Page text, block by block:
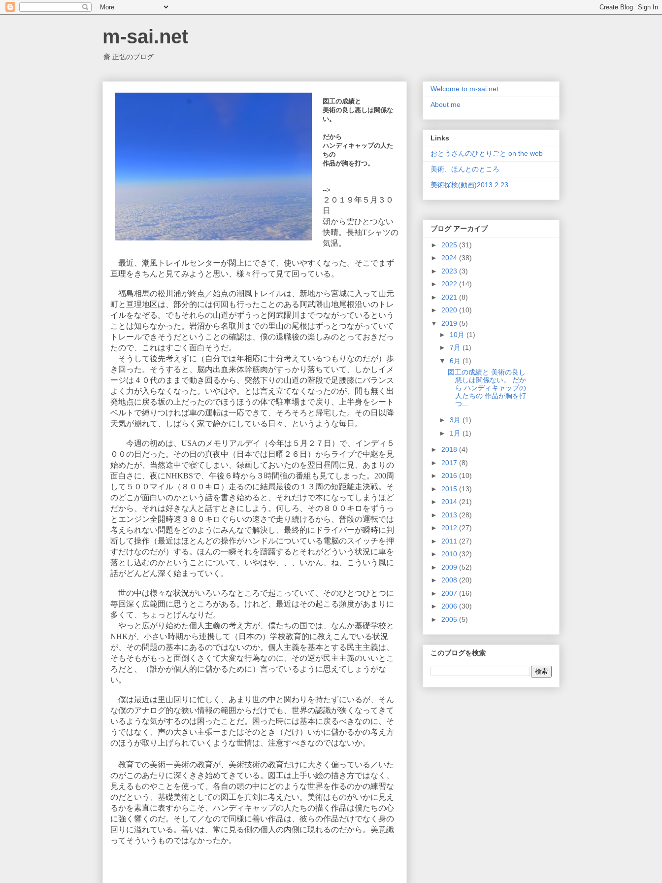
m-sai.net
齋 正弘のブログ
図工の成績と
美術の良し悪しは関係な
い。
だから
ハンディキャップの人た
ちの
作品が胸を打つ。
-->
２０１９年５月３０
日
朝から雲ひとつない
快晴。長袖Tシャツの
気温。
最近、潮風トレイルセンターが閖上にできて、使いやすくなった。そこでまず
亘理をきちんと見てみようと思い、様々行って見て回っている。
福島相馬の松川浦が終点／始点の潮風トレイルは、新地から宮城に入って山元
町と亘理地区は、部分的には何回も行ったことのある阿武隈山地尾根沿いのトレ
イルをなぞる。でもそれらの山道がずうっと阿武隈川までつながっているという
ことは知らなかった。岩沼から名取川までの里山の尾根はずっとつながっていて
トレールできそうだということの確認は、僕の退職後の楽しみのとっておきだっ
たので、これはすごく面白そうだ。
そうして後先考えずに（自分では年相応に十分考えているつもりなのだが）歩
き回った。そうすると、脳内出血来体幹筋肉がすっかり落ちていて、しかしイメ
ージは４０代のままで動き回るから、突然下りの山道の階段で足腰膝にバランス
よく力が入らなくなった。いやはや。とは言え立てなくなったのが、間も無く出
発地点に戻る坂の上だったのでほうほうの体で駐車場まで戻り、上半身をシート
ベルトで縛りつければ車の運転は一応できて、そろそろと帰宅した。その日以降
天気が崩れて、しばらく家で静かにしている日々、というような毎日。
今週の初めは、 USAのメモリアルデイ（今年は５月２７日）で、インディ５
００の日だった。その日の真夜中（日本では日曜２６日）からライブで中継を見
始めたが、当然途中で寝てしまい、録画しておいたのを翌日昼間に見、あまりの
面白さに、夜にNHKBSで、午後６時から３時間強の番組も見てしまった。 200周
して５００マイル（８００キロ）走るのに結局最後の１３周の短距離走決戦。そ
のどこが面白いのかという話を書き始めると、それだけで本になってしまうほど
だから、それは好きな人と話すときにしよう。何しろ、その８００キロをずうっ
とエンジン全開時速３８０キロぐらいの速さで走り続けるから、普段の運転では
考えられない問題をどのようにみんなで解決し、最終的にドライバーが瞬時に判
断して操作（最近はほとんどの操作がハンドルについている電脳のスイッチを押
すだけなのだが）する。ほんの一瞬それを躊躇するとそれがどういう状況に車を
落とし込むのかということについて、いやはや、、、いかん、ね、こういう風に
話がどんどん深く始まっていく。
世の中は様々な状況がいろいろなところで起こっていて、そのひとつひとつに
毎回深く広範囲に思うところがある。けれど、最近はその起こる頻度があまりに
多くて、ちょっとげんなりだ。
やっと広がり始めた個人主義の考え方が、僕たちの国では、なんか基礎学校と
NHKが、小さい時期から連携して（日本の）学校教育的に教えこんでいる状況
が、その問題の基本にあるのではないのか。個人主義を基本とする民主主義は、
そもそもがもっと面倒くさくて大変な行為なのに、その逆が民主主義のいいとこ
ろだと、（誰かが個人的に儲かるために）言っているように思えてしょうがな
い。
僕は最近は里山回りに忙しく、あまり世の中と関わりを持たずにいるが、そん
な僕のアナログ的な狭い情報の範囲からだけでも、世界の認識が狭くなってきて
いるような気がするのは困ったことだ。困った時には基本に戻るべきなのに、そ
うではなく、声の大きい主張ーまたはそのとき（だけ）いかに儲かるかの考え方
のほうが取り上げられていくような世情は、注意すべきなのではないか。
教育での美術ー美術の教育が、美術技術の教育だけに大きく偏っている／いた
のがこのあたりに深くきき始めてきている。図工は上手い絵の描き方ではなく、
見えるものやことを使って、各自の頭の中にどのような世界を作るのかの練習な
のだという、基礎美術としての図工を真剣に考えたい。美術はものがいかに見え
るかを素直に表すからこそ、ハンディキャップの人たちの描く作品は僕たちの心
に強く響くのだ。そして／なので同様に善い作品は、彼らの作品だけでなく身の
回りに溢れている。善いは、常に見る側の個人の内側に現れるのだから。美意識
ってそういうものではなかったか。
Welcome to m-sai.net
About me
Links
おとうさんのひとりごと on the web
美術、ほんとのところ
美術探検(動画)2013.2.23
ブログ アーカイブ
► 2025 (31)
► 2024 (38)
► 2023 (3)
► 2022 (14)
► 2021 (8)
► 2020 (10)
▼ 2019 (5)
► 10月 (1)
► 7月 (1)
▼ 6月 (1)
図工の成績と 美術の良し
悪しは関係ない。 だか
ら ハンディキャップの
人たちの 作品が胸を打
つ...
► 3月 (1)
► 1月 (1)
► 2018 (4)
► 2017 (8)
► 2016 (10)
► 2015 (13)
► 2014 (21)
► 2013 (28)
► 2012 (27)
► 2011 (27)
► 2010 (32)
► 2009 (52)
► 2008 (20)
► 2007 (16)
► 2006 (30)
► 2005 (5)
このブログを検索